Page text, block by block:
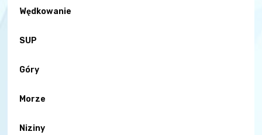
Wędkowanie
SUP
Góry
Morze
Niziny